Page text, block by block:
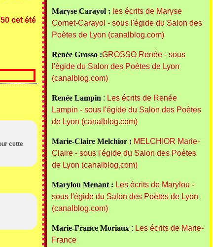
cet été
cette
Maryse Carayol : les écrits de Maryse
Cornet-Carayol - sous l'égide du Salon des
Poètes de Lyon (canalblog.com)
Renée Grosso :GROSSO Renée - sous
l'égide du Salon des Poètes de Lyon
(canalblog.com)
Renée Lampin : Les écrits de Renée
Lampin - sous l'égide du Salon des Poètes
de Lyon (canalblog.com)
Marie-Claire Melchior : MELCHIOR Marie-
Claire - sous l'égide du Salon des Poètes
de Lyon (canalblog.com)
Marylou Menant : Les écrits de Marylou -
sous l'égide du Salon des Poètes de Lyon
(canalblog.com)
Marie-France Moriaux : Les écrits de Marie-
France